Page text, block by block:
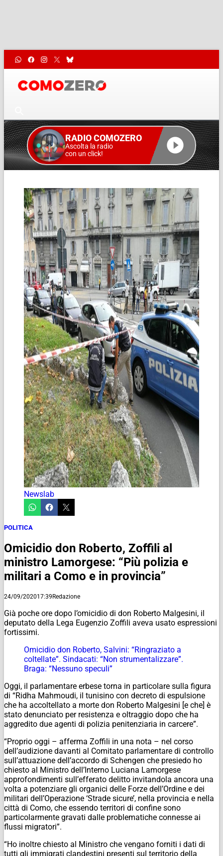
RADIO COMOZERO
Ascolta la radio
con un click!
Newslab
POLITICA
Omicidio don Roberto, Zoffili al
ministro Lamorgese: “Più polizia e
militari a Como e in provincia”
24/09/202017:39Redazione
Già poche ore dopo l’omicidio di don Roberto Malgesini, il
deputato della Lega Eugenzio Zoffili aveva usato espressioni
fortissimi.
Omicidio don Roberto, Salvini: “Ringraziato a
coltellate”. Sindacati: “Non strumentalizzare”.
Braga: “Nessuno speculi”
Oggi, il parlamentare erbese torna in particolare sulla figura
di “Ridha Mahmoudi, il tunisino con decreto di espulsione
che ha accoltellato a morte don Roberto Malgesini [e che] è
stato denunciato per resistenza e oltraggio dopo che ha
aggredito due agenti di polizia penitenziaria in carcere”.
“Proprio oggi – afferma Zoffili in una nota – nel corso
dell’audizione davanti al Comitato parlamentare di controllo
sull’attuazione dell’accordo di Schengen che presiedo ho
chiesto al Ministro dell’Interno Luciana Lamorgese
approfondimenti sull’efferato delitto invitandola ancora una
volta a potenziare gli organici delle Forze dell’Ordine e dei
militari dell’Operazione ‘Strade sicure’, nella provincia e nella
città di Como, che essendo territori di confine sono
particolarmente gravati dalle problematiche connesse ai
flussi migratori”.
“Ho inoltre chiesto al Ministro che vengano forniti i dati di
tutti gli immigrati clandestini presenti sul territorio della